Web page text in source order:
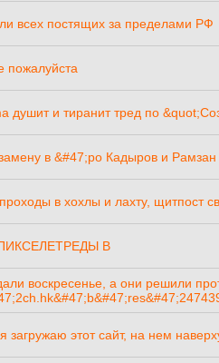
всех постящих за пределами РФ
пожалуйста
душит и тиранит тред по
в &#47;po Кадыров и Рамзан
в хохлы и лахту, щитпост
В
воскресенье, а они решили
загружаю этот сайт, на нем